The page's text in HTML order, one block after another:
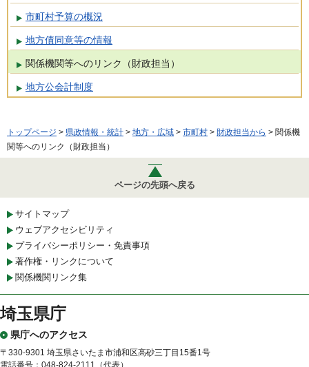
市町村予算の概況
地方債同意等の情報
関係機関等へのリンク（財政担当）
地方公会計制度
トップページ > 県政情報・統計 > 地方・広域 > 市町村 > 財政担当から > 関係機
関等へのリンク（財政担当）
ページの先頭へ戻る
サイトマップ
ウェブアクセシビリティ
プライバシーポリシー・免責事項
著作権・リンクについて
関係機関リンク集
埼玉県庁
県庁へのアクセス
〒330-9301 埼玉県さいたま市浦和区高砂三丁目15番1号